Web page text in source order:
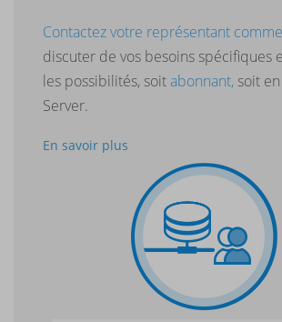
Contactez votre représentant
discuter de vos besoins spécifiques
les possibilités, soitabonnant,soit en
Server.
En savoir plus